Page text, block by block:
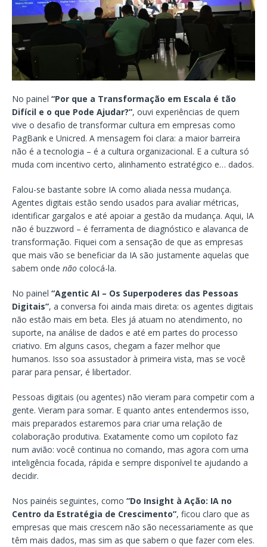
No painel “Por que a Transformação em Escala é tão
Difícil e o que Pode Ajudar?”, ouvi experiências de quem
vive o desafio de transformar cultura em empresas como
PagBank e Unicred. A mensagem foi clara: a maior barreira
não é a tecnologia – é a cultura organizacional. E a cultura só
muda com incentivo certo, alinhamento estratégico e… dados.
Falou-se bastante sobre IA como aliada nessa mudança.
Agentes digitais estão sendo usados para avaliar métricas,
identificar gargalos e até apoiar a gestão da mudança. Aqui, IA
não é buzzword – é ferramenta de diagnóstico e alavanca de
transformação. Fiquei com a sensação de que as empresas
que mais vão se beneficiar da IA são justamente aquelas que
sabem onde não colocá-la.
No painel “Agentic AI – Os Superpoderes das Pessoas
Digitais”, a conversa foi ainda mais direta: os agentes digitais
não estão mais em beta. Eles já atuam no atendimento, no
suporte, na análise de dados e até em partes do processo
criativo. Em alguns casos, chegam a fazer melhor que
humanos. Isso soa assustador à primeira vista, mas se você
parar para pensar, é libertador.
Pessoas digitais (ou agentes) não vieram para competir com a
gente. Vieram para somar. E quanto antes entendermos isso,
mais preparados estaremos para criar uma relação de
colaboração produtiva. Exatamente como um copiloto faz
num avião: você continua no comando, mas agora com uma
inteligência focada, rápida e sempre disponível te ajudando a
decidir.
Nos painéis seguintes, como “Do Insight à Ação: IA no
Centro da Estratégia de Crescimento”, ficou claro que as
empresas que mais crescem não são necessariamente as que
têm mais dados, mas sim as que sabem o que fazer com eles.